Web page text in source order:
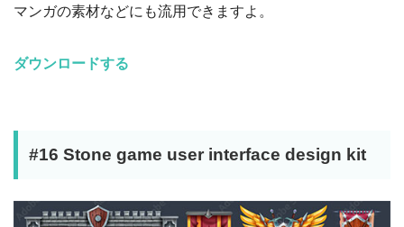
マンガの素材などにも流用できますよ。
ダウンロードする
#16 Stone game user interface design kit